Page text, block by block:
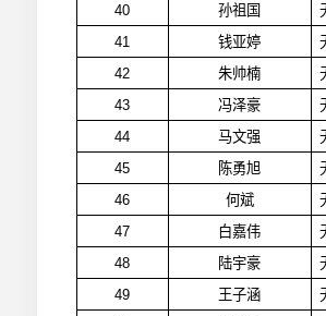
40
孙祖国
41
钱亚婷
42
朱帅楠
43
冯泽豪
44
马文强
45
陈勇旭
46
何斌
47
白嘉伟
48
陆宇豪
49
王子涵